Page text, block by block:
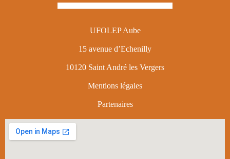
UFOLEP Aube
15 avenue d’Echenilly
10120 Saint André les Vergers
Mentions légales
Partenaires